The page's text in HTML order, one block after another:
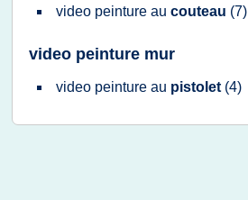
video peinture au couteau (7)
video peinture mur
video peinture au pistolet (4)